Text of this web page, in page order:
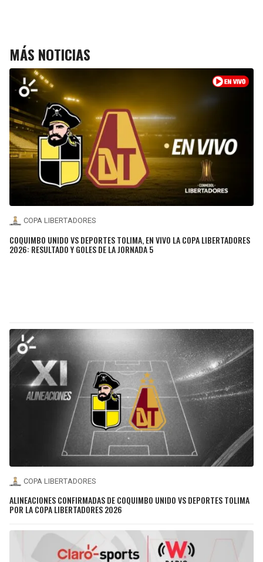
MÁS NOTICIAS
COPA LIBERTADORES
COQUIMBO UNIDO VS DEPORTES TOLIMA, EN VIVO LA COPA LIBERTADORES
2026: RESULTADO Y GOLES DE LA JORNADA 5
COPA LIBERTADORES
ALINEACIONES CONFIRMADAS DE COQUIMBO UNIDO VS DEPORTES TOLIMA
POR LA COPA LIBERTADORES 2026